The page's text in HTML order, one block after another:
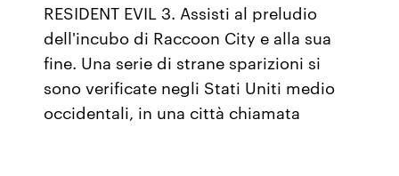
RESIDENT EVIL 3. Assisti al preludio
dell'incubo di Raccoon City e alla sua
fine. Una serie di strane sparizioni si
sono verificate negli Stati Uniti medio
occidentali, in una città chiamata